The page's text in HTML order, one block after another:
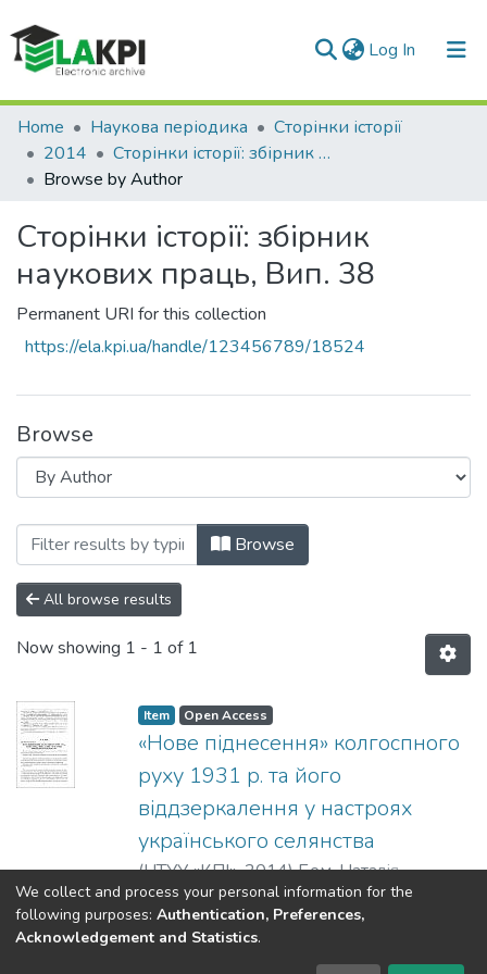
Log In (current)
Communities & Collections
All of DSpace
Home Наукова періодика
Сторінки історії
2014
Сторінки історії: збірник наукових праць, Вип. 38
Browse by Author
Сторінки історії: збірник
наукових праць, Вип. 38
Permanent URI for this collection
https://ela.kpi.ua/handle/123456789/18524
Browse
Browsing Сторінки історії: збірник
Browse
All browse results
Now showing 1 - 1 of 1
Item Open Access
«Нове піднесення» колгоспного
руху 1931 р. та його
віддзеркалення у настроях
українського селянства
(НТУУ «КПІ»,2014)Бем, Наталія
Вікторівна;Bem, N.;Бем, Наталья
Викторовна
Show more
We collect and process your personal information for the
following purposes: Authentication, Preferences,
Acknowledgement and Statistics.